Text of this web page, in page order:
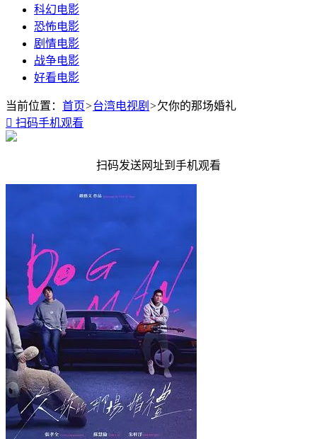
科幻电影
恐怖电影
剧情电影
战争电影
好看电影
当前位置： 首页>台湾电视剧 >欠你的那场婚礼
 扫码手机观看
扫码发送网址到手机观看